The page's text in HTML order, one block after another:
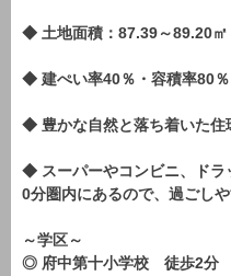
◆ 土地面積：87.39～89.20㎡
◆ 建ぺい率40％・容積率80％
◆ 豊かな自然と落ち着いた住
◆ スーパーやコンビニ、ドラ
0分圏内にあるので、過ごしや
～学区～
◎ 府中第十小学校 徒歩2分